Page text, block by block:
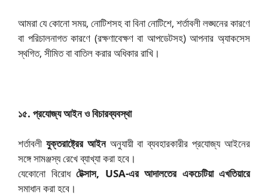
আমরা যে কোনো সময়, নোটিশসহ বা বিনা নোটিশে, শর্তাবলী লঙ্ঘনের কারণে
বা পরিচালনাগত কারণে (রক্ষণাবেক্ষণ বা আপডেটসহ) আপনার অ্যাকসেস
স্থগিত, সীমিত বা বাতিল করার অধিকার রাখি।
১৫. প্রযোজ্য আইন ও বিচারব্যবস্থা
শর্তাবলী যুক্তরাষ্ট্রের আইনঅনুযায়ী বা ব্যবহারকারীর প্রযোজ্য আইনের
সঙ্গে সামঞ্জস্য রেখে ব্যাখ্যা করা হবে।
যেকোনো বিরোধ টেক্সাস, USA-এর আদালতের একচেটিয়া এখতিয়ারে
সমাধান করা হবে।